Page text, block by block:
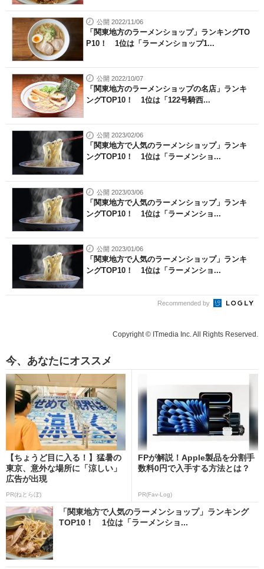
公開 2022/11/06
「関東地方のラーメンショップ」ランキングTO
P10！ 1位は「ラーメンショップ1...
公開 2022/10/07
「関東地方のラーメンショップの名店」ランキ
ングTOP10！ 1位は「122号騎西...
公開 2023/02/06
「関東地方で人気のラーメンショップ」ランキ
ングTOP10！ 1位は「ラーメンショ...
公開 2023/03/06
「関東地方で人気のラーメンショップ」ランキ
ングTOP10！ 1位は「ラーメンショ...
公開 2023/01/06
「関東地方で人気のラーメンショップ」ランキ
ングTOP10！ 1位は「ラーメンショ...
Recommended by
Copyright © ITmedia Inc. All Rights Reserved.
今、あなたにオススメ
【ちょうど目に入る！】猛暑の
東京、意外な場所に「涼しい」
広告が出現
PR(ねとらぼ)
FPが解説！Apple製品を分割手
数料0円で入手する方法とは？
PR(Fav-Log)
「関東地方で人気のラーメンショップ」ランキング
TOP10！ 1位は「ラーメンショ...